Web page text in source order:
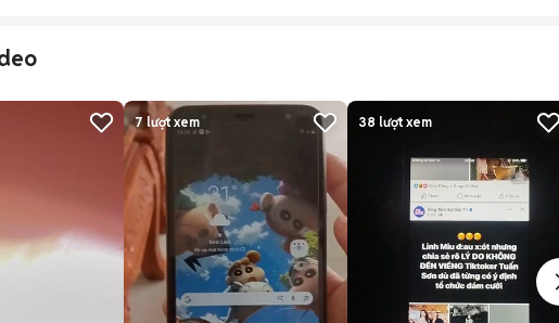
7 lượt xem 38 lượt xem